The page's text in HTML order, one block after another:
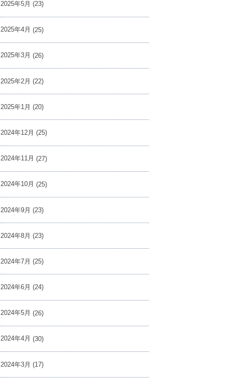
2025年5月 (23)
2025年4月 (25)
2025年3月 (26)
2025年2月 (22)
2025年1月 (20)
2024年12月 (25)
2024年11月 (27)
2024年10月 (25)
2024年9月 (23)
2024年8月 (23)
2024年7月 (25)
2024年6月 (24)
2024年5月 (26)
2024年4月 (30)
2024年3月 (17)